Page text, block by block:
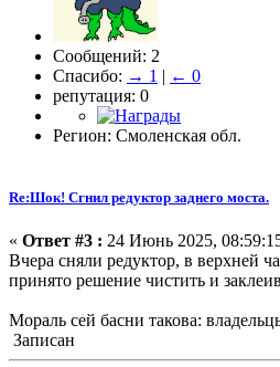
Сообщений: 2
Спасибо: → 1 | ← 0
репутация: 0
Регион: Смоленская обл.
Re:Шок! Сгнил редуктор заднего моста.
« Ответ #3 : 24 Июнь 2025,
Вчера сняли редуктор, в верхней
принято решение чистить и
Мораль сей басни такова:
Записан